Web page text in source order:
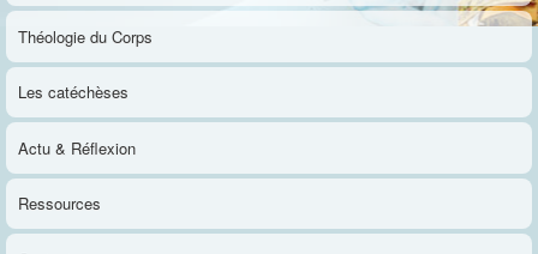
Théologie du Corps
Les catéchèses
Actu & Réflexion
Ressources